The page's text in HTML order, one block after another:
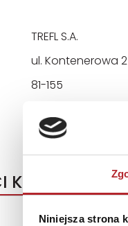
Niniejsza strona
TREFL S.A.
ul. Kontenerowa
81-155
trefl@trefl.com
KUPOWALI